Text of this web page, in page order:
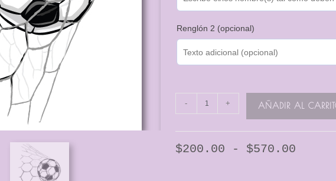
Renglón 2 (opcional)
- + AÑADIR AL
$200.00 - $570.00